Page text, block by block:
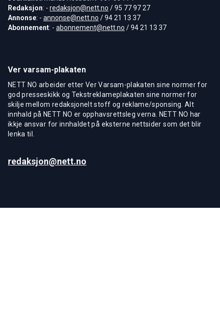
Redaksjon: - redaksjon@nett.no / 95 77 97 27
Annonse: - annonse@nett.no / 94 21 13 37
Abonnement: - abonnement@nett.no / 94 21 13 37
Ver varsam-plakaten
NETT NO arbeider etter Ver Varsam-plakaten sine normer for
god presseskikk og Tekstreklameplakaten sine normer for
skilje mellom redaksjonelt stoff og reklame/sponsing. Alt
innhald på NETT NO er opphavsrettsleg verna. NETT NO har
ikkje ansvar for innhaldet på eksterne nettsider som det blir
lenka til.
redaksjon@nett.no